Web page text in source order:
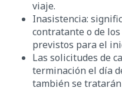
viaje.
Inasistencia:
contratante o de
previstos para el
Las solicitudes de
terminación el día
también se tratarán